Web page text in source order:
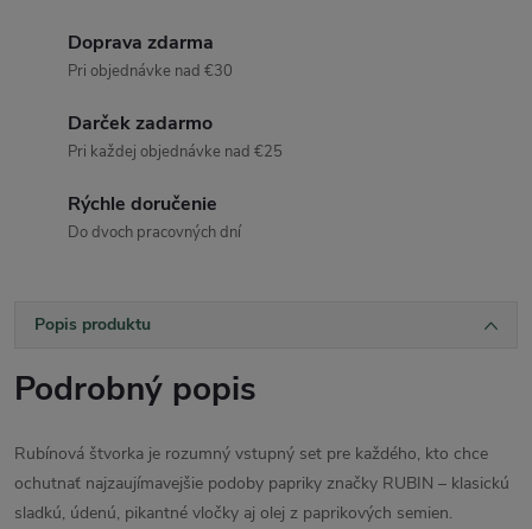
Doprava zdarma
Pri objednávke nad €30
Darček zadarmo
Pri každej objednávke nad €25
Rýchle doručenie
Do dvoch pracovných dní
Popis produktu
Podrobný popis
Rubínová štvorka je rozumný vstupný set pre každého, kto chce
ochutnať najzaujímavejšie podoby papriky značky RUBIN – klasickú
sladkú, údenú, pikantné vločky aj olej z paprikových semien.